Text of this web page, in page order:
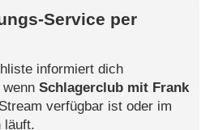
Service per
informiert dich
Schlagerclub mit Frank
verfügbar ist oder im
läuft.